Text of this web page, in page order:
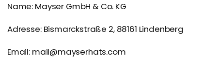
Name: Mayser GmbH & Co. KG
Adresse: Bismarckstraße 2, 88161 Lindenberg
Email: mail@mayserhats.com